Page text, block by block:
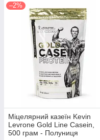
–2%
Міцелярний казеїн Kevin
Levrone Gold Line Casein,
500 грам - Полуниця